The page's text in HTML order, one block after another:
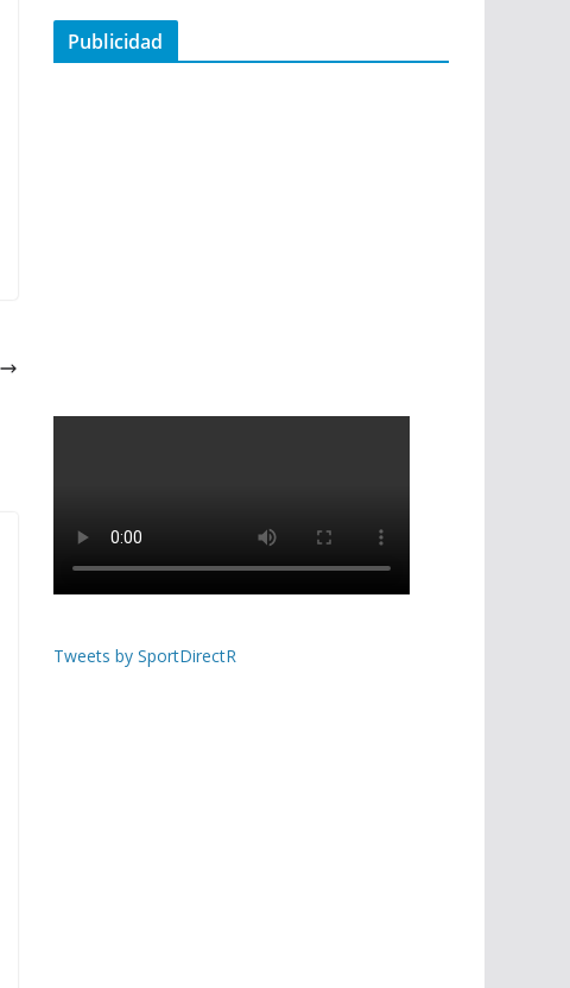
Publicidad
Tweets by SportDirectR